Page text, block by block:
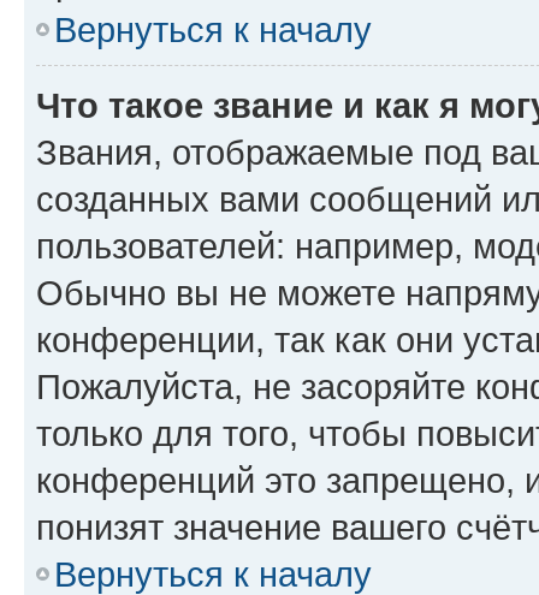
Вернуться к началу
Что такое звание и как я
Звания, отображаемые под
созданных вами сообщений
пользователей: например,
Обычно вы не можете
конференции, так как они
Пожалуйста, не засоряйте
только для того, чтобы
конференций это запрещено,
понизят значение вашего
Вернуться к началу